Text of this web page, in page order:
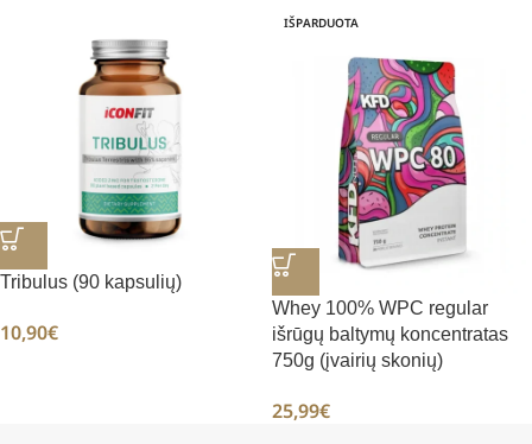
Tribulus (90 kapsulių)
10,90€
IŠPARDUOTA
Whey 100% WPC regular
išrūgų baltymų koncentratas
750g (įvairių skonių)
25,99€